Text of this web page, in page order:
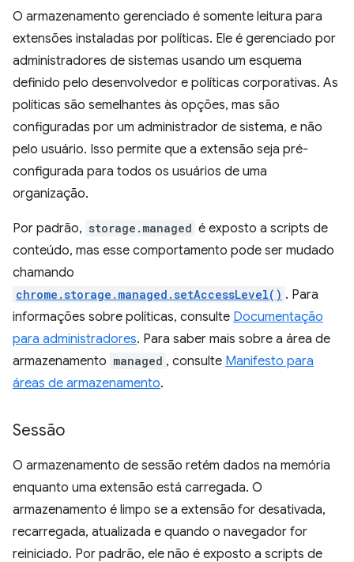
O armazenamento gerenciado é somente leitura para
extensões instaladas por políticas. Ele é gerenciado por
administradores de sistemas usando um esquema
definido pelo desenvolvedor e políticas corporativas. As
políticas são semelhantes às opções, mas são
configuradas por um administrador de sistema, e não
pelo usuário. Isso permite que a extensão seja pré-
configurada para todos os usuários de uma
organização.
Por padrão, storage.managed é exposto a scripts de
conteúdo, mas esse comportamento pode ser mudado
chamando
chrome.storage.managed.setAccessLevel() . Para
informações sobre políticas, consulte Documentação
para administradores. Para saber mais sobre a área de
armazenamento managed , consulte Manifesto para
áreas de armazenamento.
Sessão
O armazenamento de sessão retém dados na memória
enquanto uma extensão está carregada. O
armazenamento é limpo se a extensão for desativada,
recarregada, atualizada e quando o navegador for
reiniciado. Por padrão, ele não é exposto a scripts de